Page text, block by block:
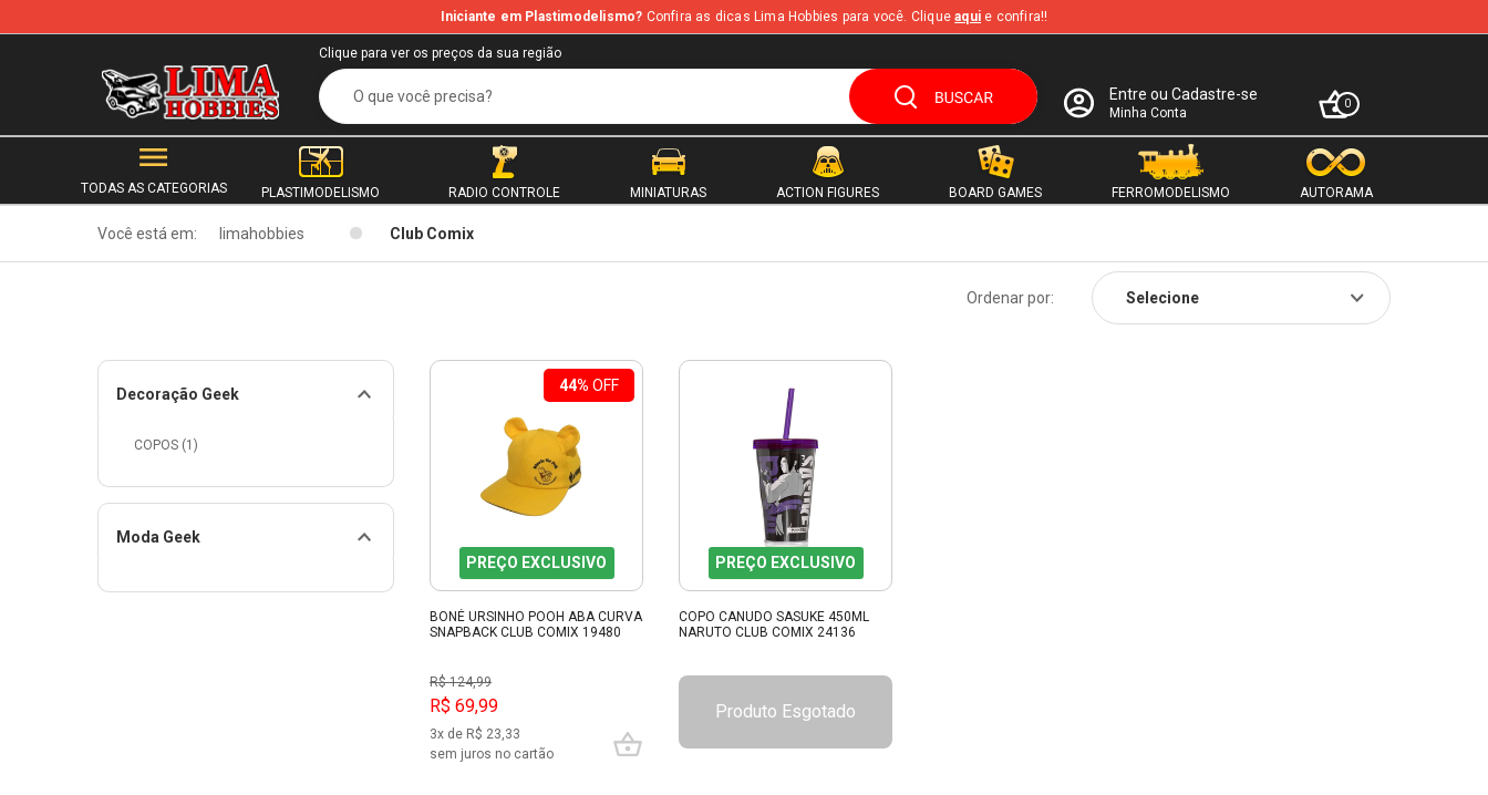
Iniciante em Plastimodelismo? Confira as dicas Lima Hobbies para você. Cliqueaqui e confira!!
Clique para ver os preços da sua região
Entre ou Cadastre-se
Minha Conta
0
TODAS AS CATEGORIAS PLASTIMODELISMO RADIO CONTROLE MINIATURAS ACTION FIGURES BOARD GAMES FERROMODELISMO AUTORAMA
Você está em: limahobbies Club Comix
Decoração Geek
COPOS (1)
Moda Geek
Ordenar por:
44% OFF
PREÇO EXCLUSIVO
BONÉ URSINHO POOH ABA CURVA
SNAPBACK CLUB COMIX 19480
R$ 124,99
R$ 69,99
3x de R$ 23,33
sem juros no cartão
PREÇO EXCLUSIVO
COPO CANUDO SASUKE 450ML
NARUTO CLUB COMIX 24136
Produto Esgotado